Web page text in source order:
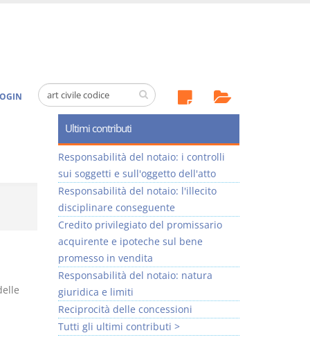
Ultimi contributi
Responsabilità del notaio: i controlli
sui soggetti e sull'oggetto dell'atto
Responsabilità del notaio: l'illecito
disciplinare conseguente
Credito privilegiato del promissario
acquirente e ipoteche sul bene
promesso in vendita
Responsabilità del notaio: natura
giuridica e limiti
Reciprocità delle concessioni
Tutti gli ultimi contributi >